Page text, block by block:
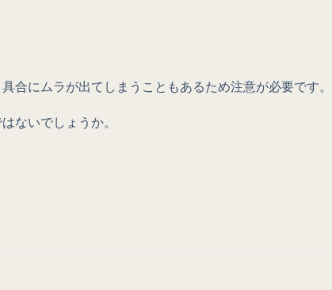
合にムラが出てしまうこともあるため注意が必要です。
ないでしょうか。